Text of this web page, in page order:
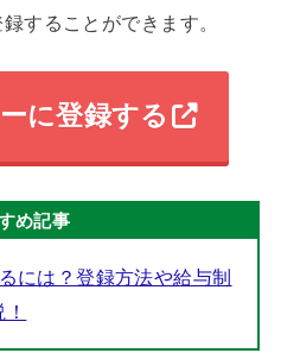
することができます。
に登録する
め記事
には？登録方法や給与制